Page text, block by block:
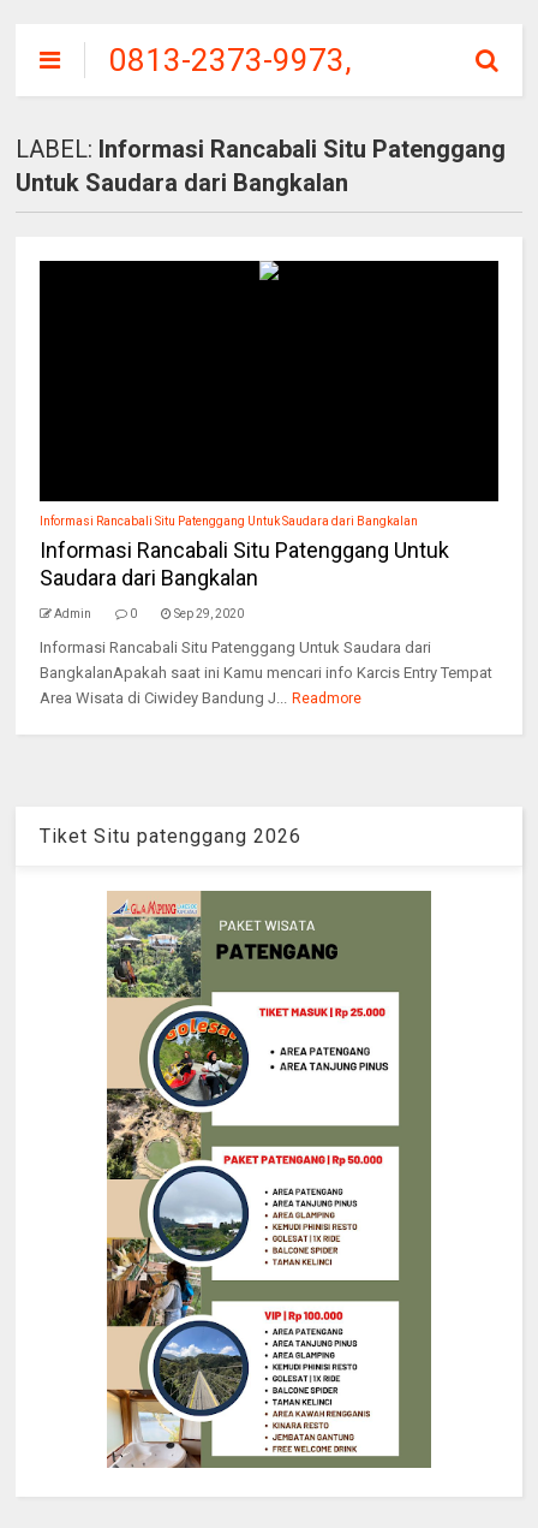
0813-2373-9973,
SITU
PATENGGANG
CIWIDEY, HARGA
TIKET MASUK
LABEL: Informasi Rancabali Situ Patenggang
Untuk Saudara dari Bangkalan
Informasi Rancabali Situ Patenggang Untuk Saudara dari Bangkalan
Informasi Rancabali Situ Patenggang Untuk
Saudara dari Bangkalan
Admin 0 Sep 29, 2020
Informasi Rancabali Situ Patenggang Untuk Saudara dari
BangkalanApakah saat ini Kamu mencari info Karcis Entry Tempat
Area Wisata di Ciwidey Bandung J... Readmore
Tiket Situ patenggang 2026